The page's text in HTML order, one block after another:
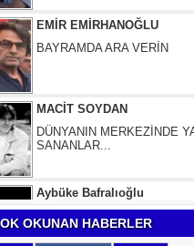
MACİT SOYDAN
Aybüke Bafralıoğlu
FORO KÜLTÜRÜNÜN TRİBÜN
TURİZM VE EĞİTİM
OKUNAN HABERLER